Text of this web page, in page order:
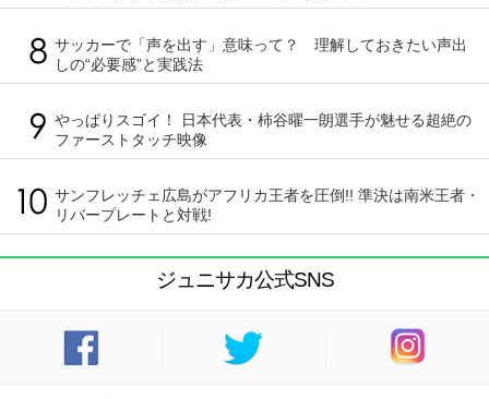
サッカーで「声を出す」意味って？ 理解しておきたい声出
しの“必要感”と実践法
やっぱりスゴイ！ 日本代表・柿谷曜一朗選手が魅せる超絶の
ファーストタッチ映像
サンフレッチェ広島がアフリカ王者を圧倒!! 準決は南米王者・
リバープレートと対戦!
ジュニサカ公式SNS